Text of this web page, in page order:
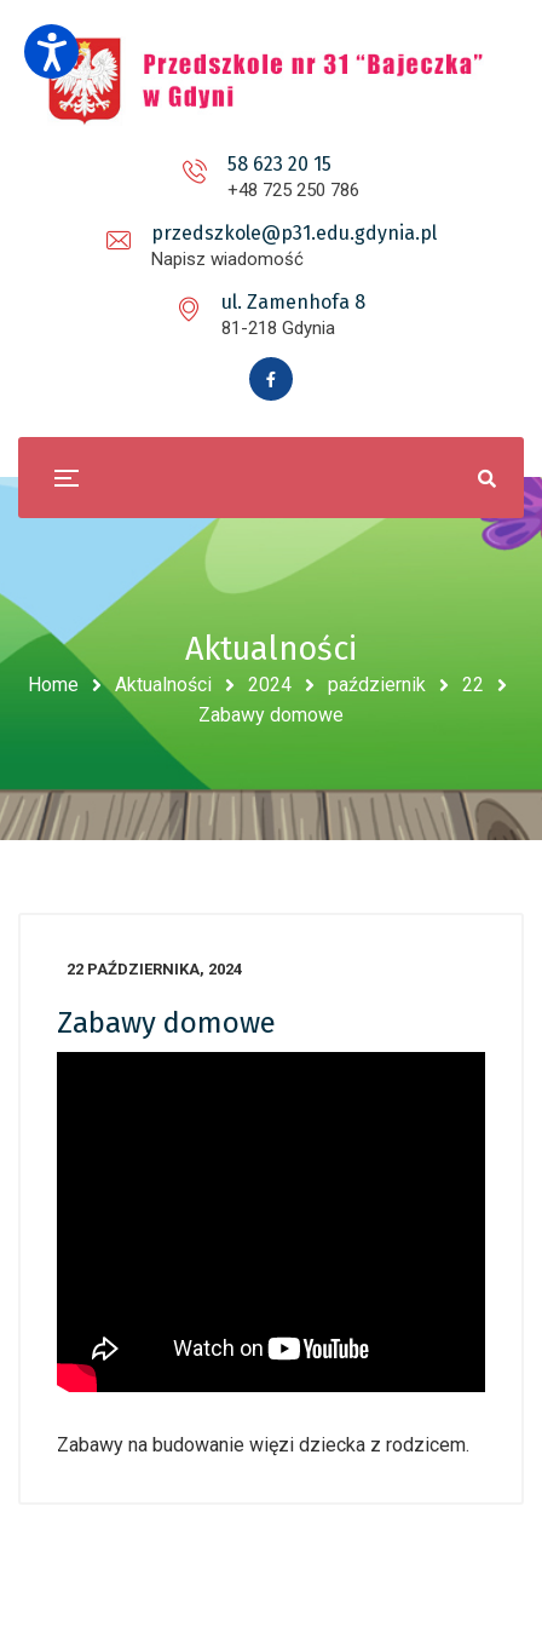
58 623 20 15
+48 725 250 786
przedszkole@p31.edu.gdynia.pl
Napisz wiadomość
ul. Zamenhofa 8
81-218 Gdynia
Aktualności
Home Aktualności 2024 październik
22
Zabawy domowe
22 PAŹDZIERNIKA, 2024
Zabawy domowe
Zabawy na budowanie więzi dziecka z rodzicem.